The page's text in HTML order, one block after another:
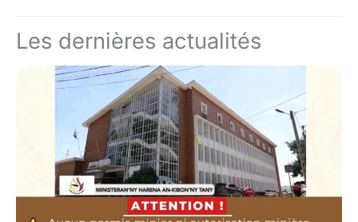
Les dernières actualités